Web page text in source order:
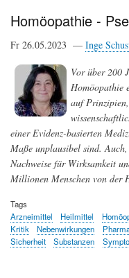
Homöopathie -
Fr 26.05.2023 — Inge
Vor über 200
Homöopathie
auf
einer Evidenz-basierten
Maße unplausibel sind.
Nachweise für Wirksamkeit
Millionen Menschen von der
Tags
Arzneimittel
Heilmittel
Kritik
Nebenwirkungen
Sicherheit
Substanzen